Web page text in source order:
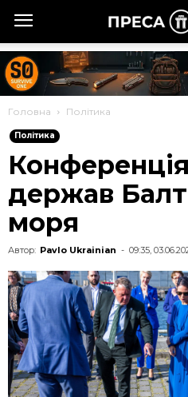
Головна Політика
Політика
держав
моря
Автор: Pavlo Ukrainian - 09:35,